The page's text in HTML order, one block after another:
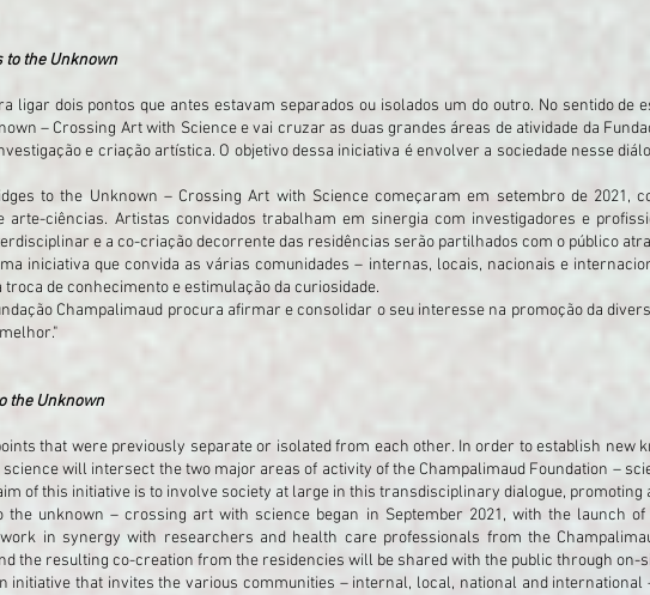
to the Unknown
ligar dois pontos que antes estavam separados ou isolados um do outro. No sentido de
– Crossing Art with Science e vai cruzar as duas grandes áreas de atividade da
e criação artística. O objetivo dessa iniciativa é envolver a sociedade nesse
to the Unknown – Crossing Art with Science começaram em setembro de 2021,
arte-ciências. Artistas convidados trabalham em sinergia com investigadores e
e a co-criação decorrente das residências serão partilhados com o público
iniciativa que convida as várias comunidades – internas, locais, nacionais e
de conhecimento e estimulação da curiosidade.
Champalimaud procura afirmar e consolidar o seu interesse na promoção da
the Unknown
that were previously separate or isolated from each other. In order to establish new
will intersect the two major areas of activity of the Champalimaud Foundation –
of this initiative is to involve society at large in this transdisciplinary dialogue, promoting
the unknown – crossing art with science began in September 2021, with the launch
in synergy with researchers and health care professionals from the
the resulting co-creation from the residencies will be shared with the public through on-
initiative that invites the various communities – internal, local, national and